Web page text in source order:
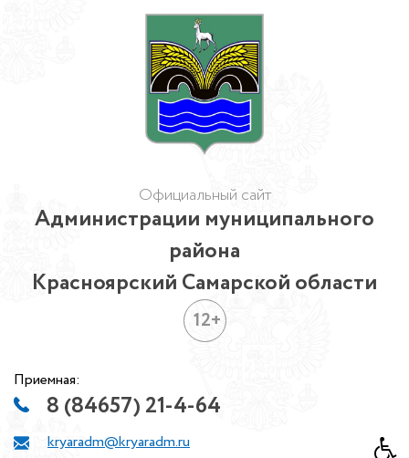
Официальный сайт
Администрации муниципального
района
Красноярский Самарской области
12+
Приемная:
8 (84657) 21-4-64
kryaradm@kryaradm.ru